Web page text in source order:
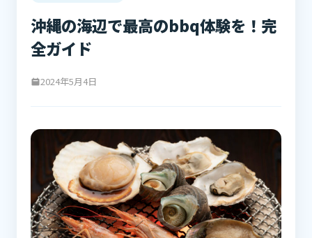
沖縄の海辺で最高のbbq体験を！完
全ガイド
2024年5月4日